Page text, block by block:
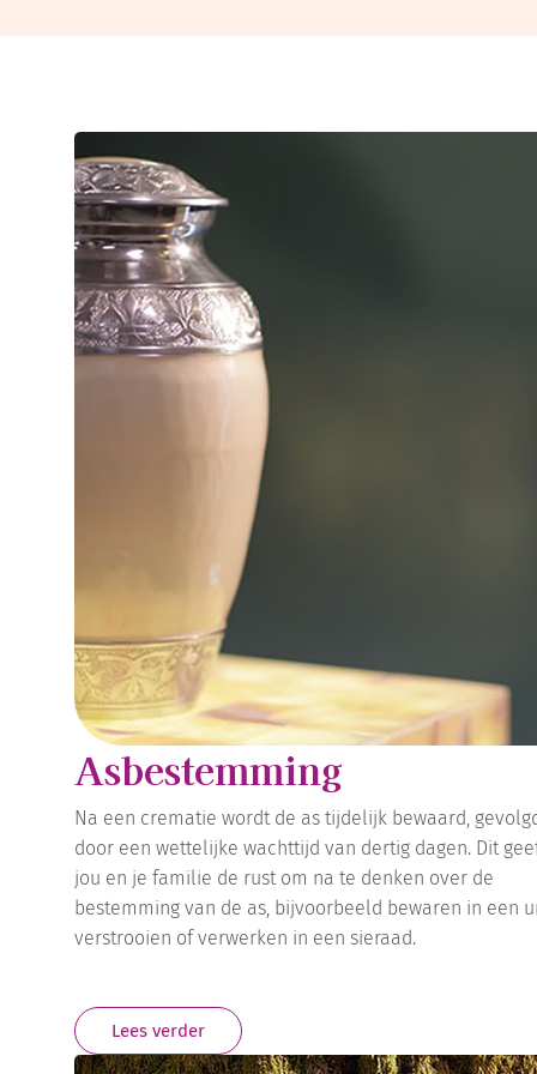
Asbestemming
Na een crematie wordt de as tijdelijk bewaard,
door een wettelijke wachttijd van dertig dagen. Dit
jou en je familie de rust om na te denken over de
bestemming van de as, bijvoorbeeld bewaren in een
verstrooien of verwerken in een sieraad.
Lees verder